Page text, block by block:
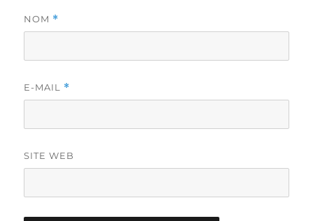
NOM *
E-MAIL *
SITE WEB